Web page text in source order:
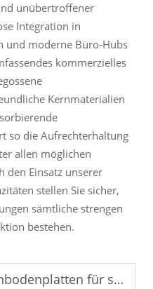
unübertroffener
Integration in
und moderne Büro-Hubs
kommerzielles
Kernmaterialien
so die Aufrechterhaltung
allen möglichen
den Einsatz unserer
stellen Sie sicher,
sämtliche strengen
bestehen.
frequentierte Bereiche geeignet?